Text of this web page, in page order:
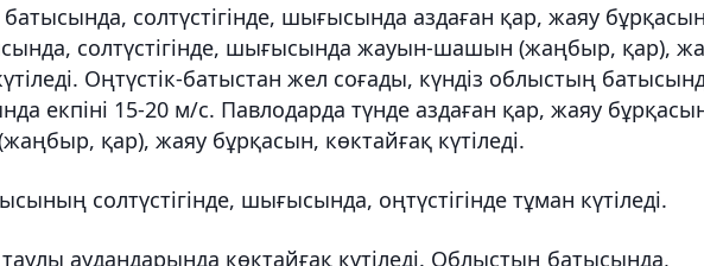
солтүстігінде, шығысында аздаған қар, жаяу
солтүстігінде, шығысында жауын-шашын (жаңбыр, қар),
Оңтүстік-батыстан жел соғады, күндіз облыстың
екпіні 15-20 м/с. Павлодарда түнде аздаған қар, жаяу
қар), жаяу бұрқасын, көктайғақ күтіледі.
солтүстігінде, шығысында, оңтүстігінде тұман күтіледі.
аудандарында көктайғақ күтіледі. Облыстың батысында,